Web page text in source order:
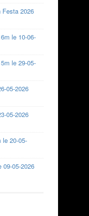
Festa 2026
le 10-06-
le 29-05-
05-2026
05-2026
le 20-05-
09-05-2026